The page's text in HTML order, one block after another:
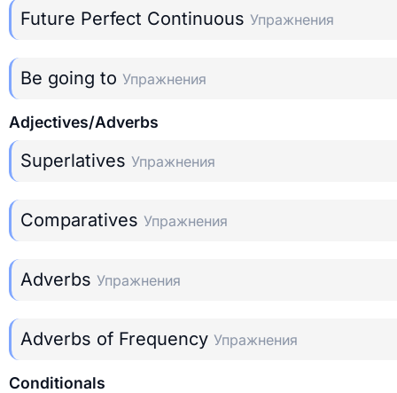
Future Perfect Continuous Упражнения
Be going to Упражнения
Adjectives/Adverbs
Superlatives Упражнения
Comparatives Упражнения
Adverbs Упражнения
Adverbs of Frequency Упражнения
Conditionals